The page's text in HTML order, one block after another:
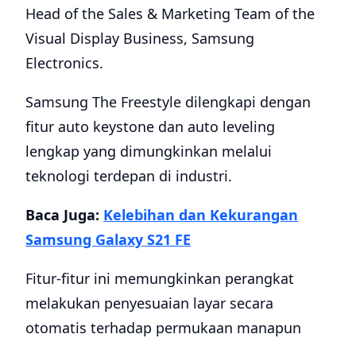
Head of the Sales & Marketing Team of the
Visual Display Business, Samsung
Electronics.
Samsung The Freestyle dilengkapi dengan
fitur auto keystone dan auto leveling
lengkap yang dimungkinkan melalui
teknologi terdepan di industri.
Baca Juga: Kelebihan dan Kekurangan
Samsung Galaxy S21 FE
Fitur-fitur ini memungkinkan perangkat
melakukan penyesuaian layar secara
otomatis terhadap permukaan manapun